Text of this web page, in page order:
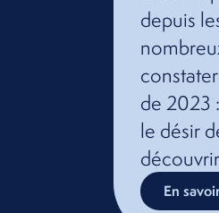
depuis
de 2023
le désir
En